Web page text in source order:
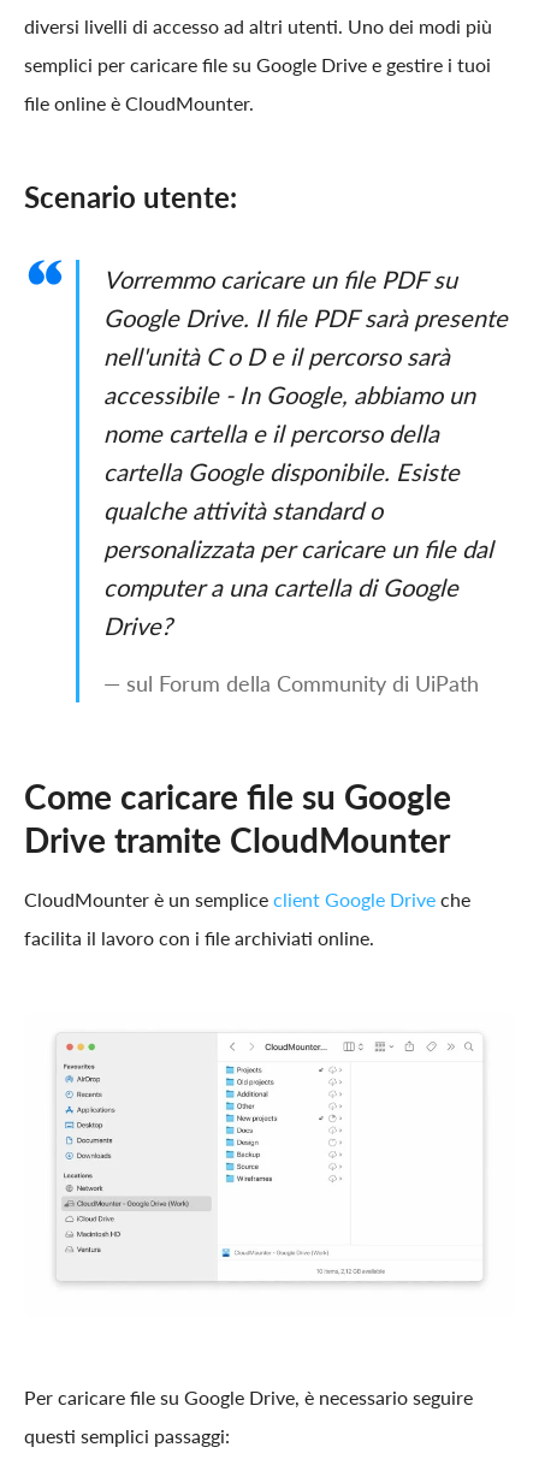
diversi livelli di accesso ad altri utenti. Uno dei modi più
semplici per caricare file su Google Drive e gestire i tuoi
file online è CloudMounter.
Scenario utente:
Vorremmo caricare un file PDF su
Google Drive. Il file PDF sarà presente
nell'unità C o D e il percorso sarà
accessibile - In Google, abbiamo un
nome cartella e il percorso della
cartella Google disponibile. Esiste
qualche attività standard o
personalizzata per caricare un file dal
computer a una cartella di Google
Drive?
— sul Forum della Community di UiPath
Come caricare file su Google
Drive tramite CloudMounter
CloudMounter è un semplice client Google Drive che
facilita il lavoro con i file archiviati online.
Per caricare file su Google Drive, è necessario seguire
questi semplici passaggi: